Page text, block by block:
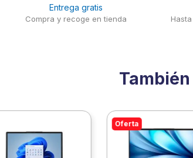
Entrega gratis
Compra y recoge en tienda
Oferta